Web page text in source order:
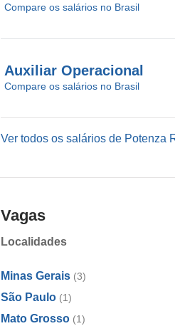
Compare os salários no Brasil
Auxiliar Operacional
Compare os salários no Brasil
Ver todos os salários de Potenza
Vagas
Localidades
Minas Gerais (3)
São Paulo (1)
Mato Grosso (1)